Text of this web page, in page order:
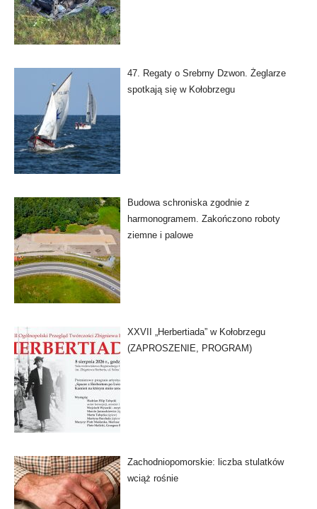
47. Regaty o Srebrny Dzwon. Żeglarze
spotkają się w Kołobrzegu
Budowa schroniska zgodnie z
harmonogramem. Zakończono roboty
ziemne i palowe
XXVII „Herbertiada” w Kołobrzegu
(ZAPROSZENIE, PROGRAM)
Zachodniopomorskie: liczba stulatków
wciąż rośnie